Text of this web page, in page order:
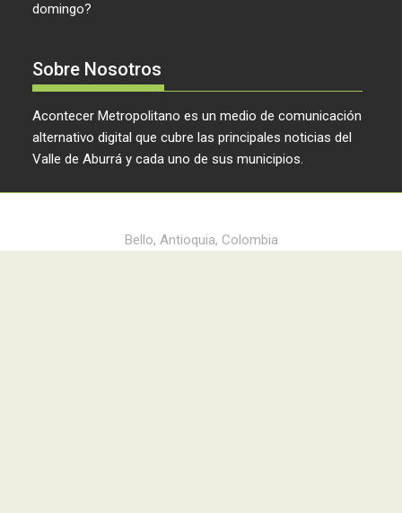
domingo?
Sobre Nosotros
Acontecer Metropolitano es un medio de comunicación
alternativo digital que cubre las principales noticias del
Valle de Aburrá y cada uno de sus municipios.
Bello, Antioquia, Colombia